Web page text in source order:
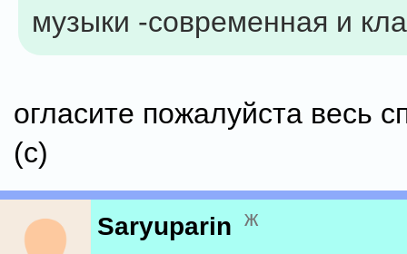
музыки -современная и
огласите пожалуйста весь
(с)
Saryuparin ж